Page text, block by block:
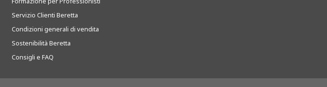
Servizio Clienti Beretta
Condizioni generali di vendita
Sostenibilità Beretta
Consigli e FAQ